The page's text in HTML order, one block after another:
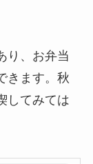
り、お弁当
きます。秋
してみては